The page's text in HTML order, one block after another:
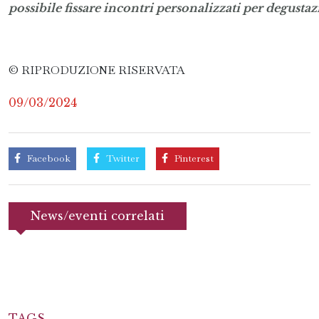
possibile fissare incontri personalizzati per
© RIPRODUZIONE RISERVATA
09/03/2024
Facebook Twitter Pinterest
News/eventi correlati